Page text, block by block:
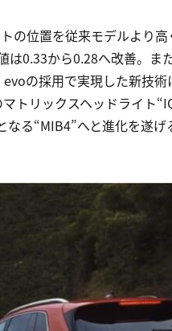
の位置を従来モデルより
0.33から0.28へ改善。ま
の採用で実現した新技
トリックスヘッドライト
る“MIB4”へと進化を遂